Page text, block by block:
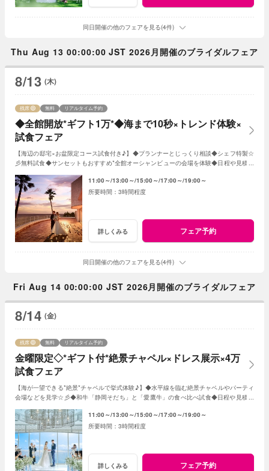
同日開催の他のフェアを見る(4件)
Thu Aug 13 00:00:00 JST 2026月開催のブライダルフェア
8/13 (木)
◆全館開放*ギフト1万*◆海まで10秒×トレンド体験×
試食フェア
残席 無料 リアルタイム予約
【海辺の邸宅×お盆限定コース試食付き♪】◆プランナーとじっくり相談◆シェフ特製☆
彡無料試食◆サンセットもおすすめ*全館オーシャンビューの会場を体験◆日程や見積り
11:00～ 13:00～ 15:00～ 17:00～ 19:00～
3時間程度
詳しくみる フェア予約
同日開催の他のフェアを見る(4件)
Fri Aug 14 00:00:00 JST 2026月開催のブライダルフェア
8/14 (金)
金曜限定◇*ギフト付*絶景チャペル×ドレス展示×4万
試食フェア
残席 無料 リアルタイム予約
【海が一望できる*絶景*チャペルで挙式体験♪】◆水平線を臨む絶景チャペルやパーティ
会場などを見学☆彡◆和牛「静岡そだち」と「愛鷹牛」の食べ比べ試食◆日程や見積相
11:00～ 13:00～ 15:00～ 17:00～ 19:00～
3時間程度
詳しくみる フェア予約